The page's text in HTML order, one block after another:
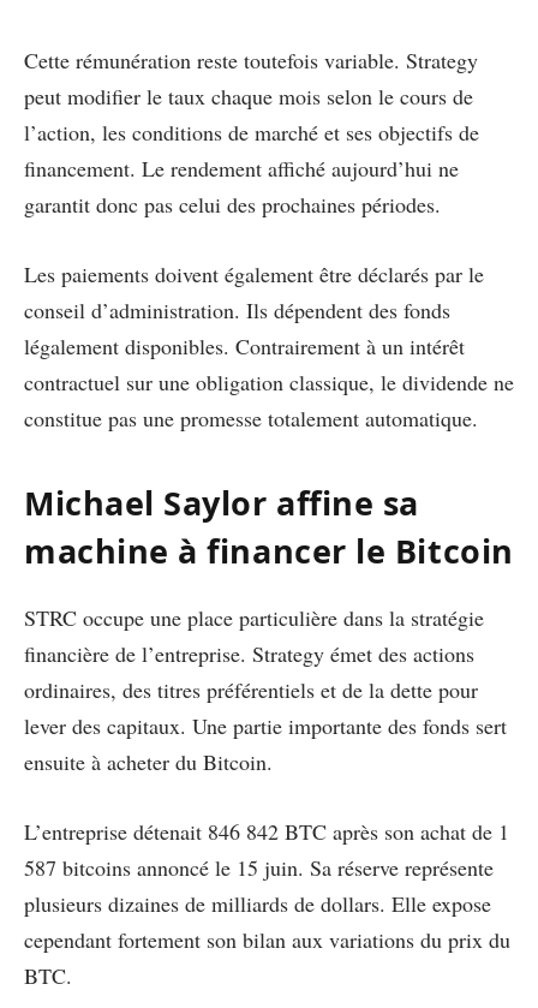
Cette rémunération reste toutefois variable. Strategy
peut modifier le taux chaque mois selon le cours de
l’action, les conditions de marché et ses objectifs de
financement. Le rendement affiché aujourd’hui ne
garantit donc pas celui des prochaines périodes.
Les paiements doivent également être déclarés par le
conseil d’administration. Ils dépendent des fonds
légalement disponibles. Contrairement à un intérêt
contractuel sur une obligation classique, le dividende ne
constitue pas une promesse totalement automatique.
Michael Saylor affine sa
machine à financer le Bitcoin
STRC occupe une place particulière dans la stratégie
financière de l’entreprise. Strategy émet des actions
ordinaires, des titres préférentiels et de la dette pour
lever des capitaux. Une partie importante des fonds sert
ensuite à acheter du Bitcoin.
L’entreprise détenait 846 842 BTC après son achat de 1
587 bitcoins annoncé le 15 juin. Sa réserve représente
plusieurs dizaines de milliards de dollars. Elle expose
cependant fortement son bilan aux variations du prix du
BTC.